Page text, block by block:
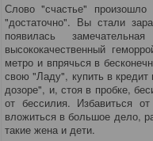
Слово "счастье"
"достаточно". Вы стали
появилась
высококачественный
метро и впрячься в
свою "Ладу", купить в
дозоре", и, стоя в пробке,
от бессилия. Избавиться
вложиться в большое дело,
такие жена и дети.